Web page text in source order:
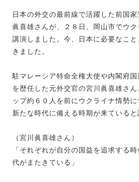
日本の外交の最前線で活躍した前国家
眞喜雄さんが、２８日、岡山市でウ
講演しました。今、日本に必要なこ
きました。
駐マレーシア特命全権大使や内閣府
を歴任した元外交官の宮川眞喜雄さ
ップ約６０人を前にウクライナ情勢
新たな時代に備える時期が来ていると
（宮川眞喜雄さん）
「それぞれが自分の国益を追求する
代がまたきている」